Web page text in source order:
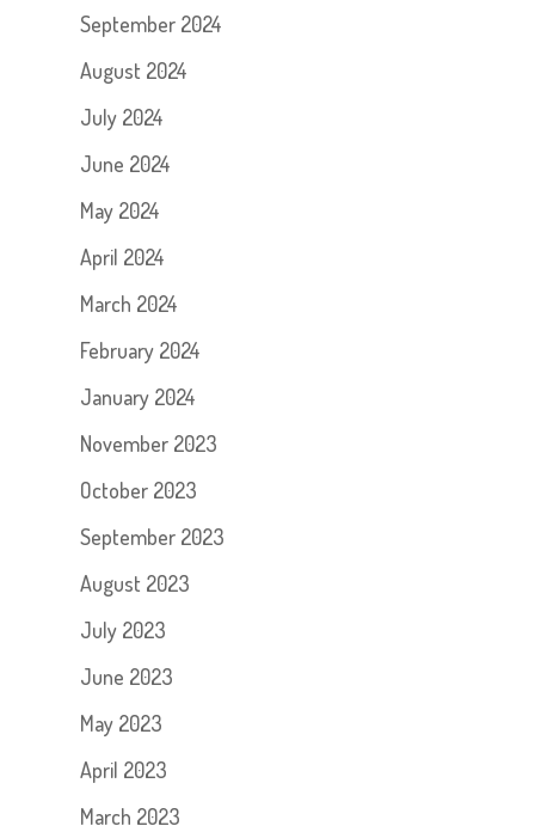
September 2024
August 2024
July 2024
June 2024
May 2024
April 2024
March 2024
February 2024
January 2024
November 2023
October 2023
September 2023
August 2023
July 2023
June 2023
May 2023
April 2023
March 2023